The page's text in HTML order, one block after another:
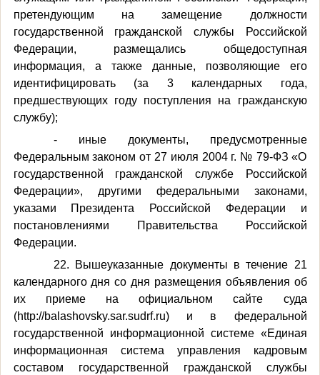
претендующим на замещение должности
государственной гражданской службы Российской
Федерации, размещались общедоступная
информация, а также данные, позволяющие его
идентифицировать (за 3 календарных года,
предшествующих году поступления на гражданскую
службу);
- иные документы, предусмотренные
Федеральным законом от 27 июля 2004 г. № 79-ФЗ «О
государственной гражданской службе Российской
Федерации», другими федеральными законами,
указами Президента Российской Федерации и
постановлениями Правительства Российской
Федерации.
22. Вышеуказанные документы в течение 21
календарного дня со дня размещения объявления об
их приеме на официальном сайте суда
(http://balashovsky.sar.sudrf.ru) и в федеральной
государственной информационной системе «Единая
информационная система управления кадровым
составом государственной гражданской службы